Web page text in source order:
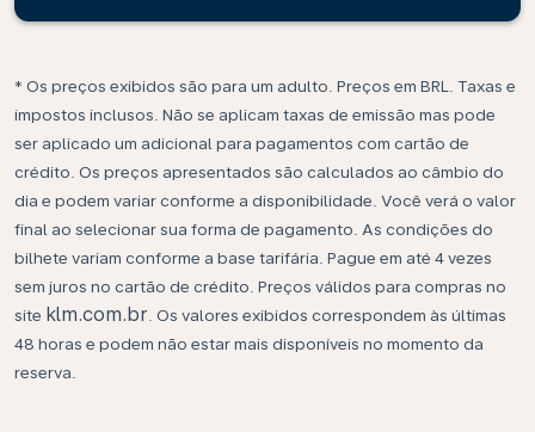
* Os preços exibidos são para um adulto. Preços em BRL. Taxas e
impostos inclusos. Não se aplicam taxas de emissão mas pode
ser aplicado um adicional para pagamentos com cartão de
crédito. Os preços apresentados são calculados ao câmbio do
dia e podem variar conforme a disponibilidade. Você verá o valor
final ao selecionar sua forma de pagamento. As condições do
bilhete variam conforme a base tarifária. Pague em até 4 vezes
sem juros no cartão de crédito. Preços válidos para compras no
site klm.com.br . Os valores exibidos correspondem às últimas
48 horas e podem não estar mais disponíveis no momento da
reserva.